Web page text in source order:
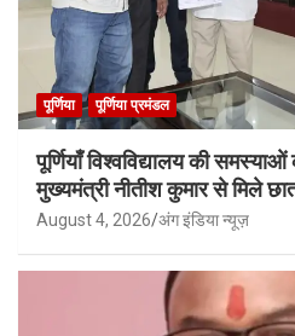
पूर्णिया पूर्णिया प्रमंडल
पूर्णियाँ विश्वविद्यालय की
मुख्यमंत्री नीतीश कुमार से मिले
August 4, 2026 अंग इंडिया न्यूज़